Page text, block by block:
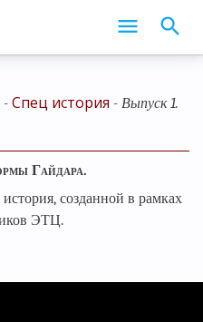
- Спец история - Выпуск 1.
Гайдара.
созданной в рамках
ЭТЦ.